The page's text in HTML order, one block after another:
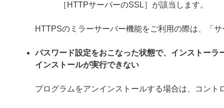
［HTTPサーバーのSSL］が該当します。
HTTPSのミラーサーバー機能をご利用の際は、「
パスワード設定をおこなった状態で、インストー
インストールが実行できない
プログラムをアンインストールする場合は、コン